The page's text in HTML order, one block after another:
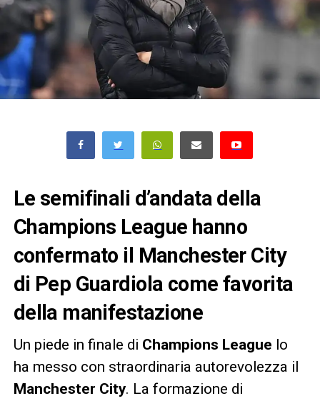
Le semifinali d’andata della
Champions League hanno
confermato il Manchester City
di Pep Guardiola come favorita
della manifestazione
Un piede in finale di Champions League lo
ha messo con straordinaria autorevolezza il
Manchester City. La formazione di